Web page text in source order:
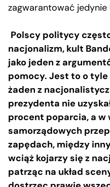
zagwarantować jedynie
Polscy politycy
nacjonalizm, kult
jako jeden z
pomocy. Jest to o tyle
żaden z
prezydenta nie
procent poparcia, a w
samorządowych
zapędach, między
wciąż kojarzy się z
patrząc na układ